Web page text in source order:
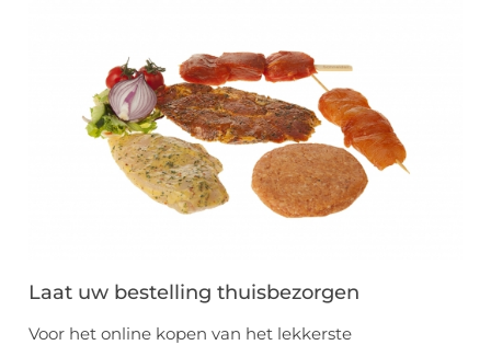
Laat uw bestelling thuisbezorgen
Voor het online kopen van het lekkerste